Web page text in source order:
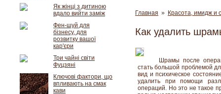
Главная » Красота, имидж и
Как удалить
Шрамы после
стать большой проблемой
вид и психическое
удалить при помощи
операций. Но это не такое
Як жінці з дитиною
вдало вийти заміж
Фен-шуй для
бізнесу, для
розвитку вашої
кар'єри
Три чайні світи
Фуцзяні
Ключові фактори, що
впливають на смак
кави